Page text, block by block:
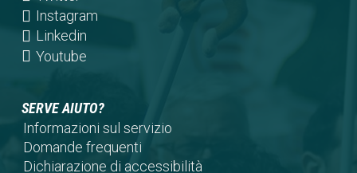
a
in
a
new
Instagram(opens
Linkedin(opens
in
tab)
Youtube(opens
new
tab)
SERVE AIUTO?
Informazioni sul servizio
Domande frequenti
Dichiarazione di accessibilità